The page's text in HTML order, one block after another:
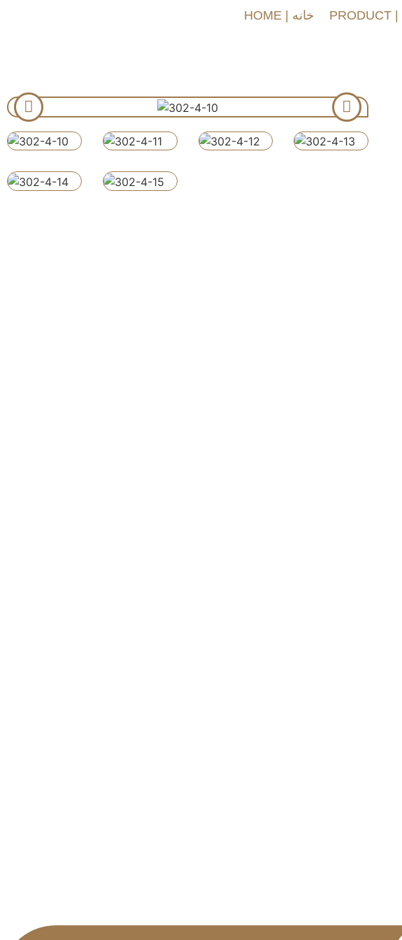
HOME | خانه